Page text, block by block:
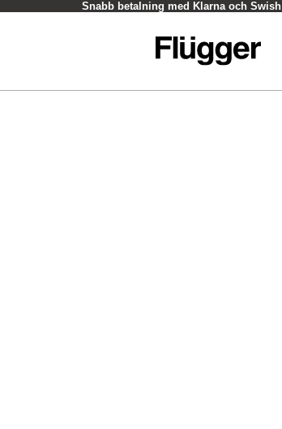
Snabb betalning med Klarna och Swish